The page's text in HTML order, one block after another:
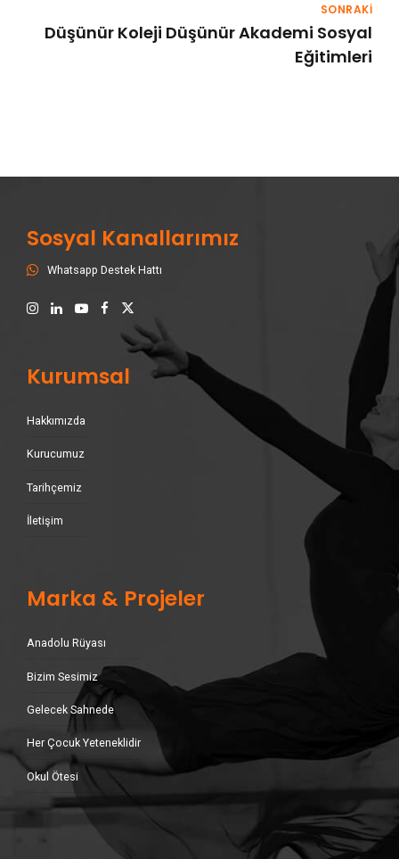
SONRAKİ
Düşünür Koleji Düşünür Akademi Sosyal
Eğitimleri
Sosyal Kanallarımız
Whatsapp Destek Hattı
Kurumsal
Hakkımızda
Kurucumuz
Tarihçemiz
İletişim
Marka & Projeler
Anadolu Rüyası
Bizim Sesimiz
Gelecek Sahnede
Her Çocuk Yeteneklidir
Okul Ötesi